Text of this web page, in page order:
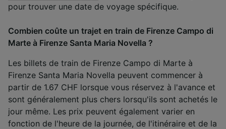
pour trouver une date de voyage spécifique.
Combien coûte un trajet en train de Firenze Campo di
Marte à Firenze Santa Maria Novella ?
Les billets de train de Firenze Campo di Marte à
Firenze Santa Maria Novella peuvent commencer à
partir de 1.67 CHF lorsque vous réservez à l'avance et
sont généralement plus chers lorsqu'ils sont achetés le
jour même. Les prix peuvent également varier en
fonction de l'heure de la journée, de l'itinéraire et de la